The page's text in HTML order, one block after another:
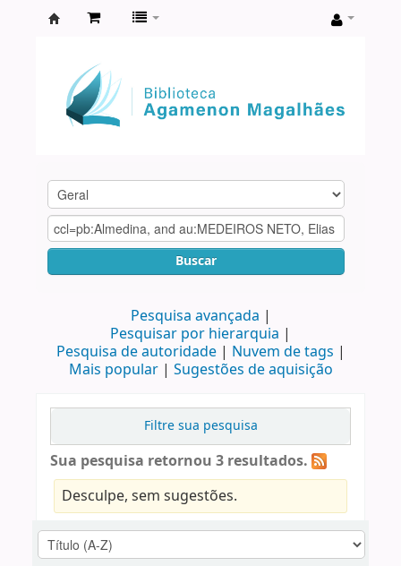
Agamenon
Magalhães
Buscar
Pesquisa avançada
Pesquisar por hierarquia
Pesquisa de autoridade
Nuvem de tags
Mais popular
Sugestões de aquisição
Filtre sua pesquisa
Sua pesquisa retornou 3 resultados.
Desculpe, sem sugestões.